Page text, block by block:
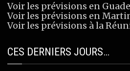
Voir les prévisions en
Voir les prévisions en
Voir les prévisions à la
CES DERNIERS JOURS…